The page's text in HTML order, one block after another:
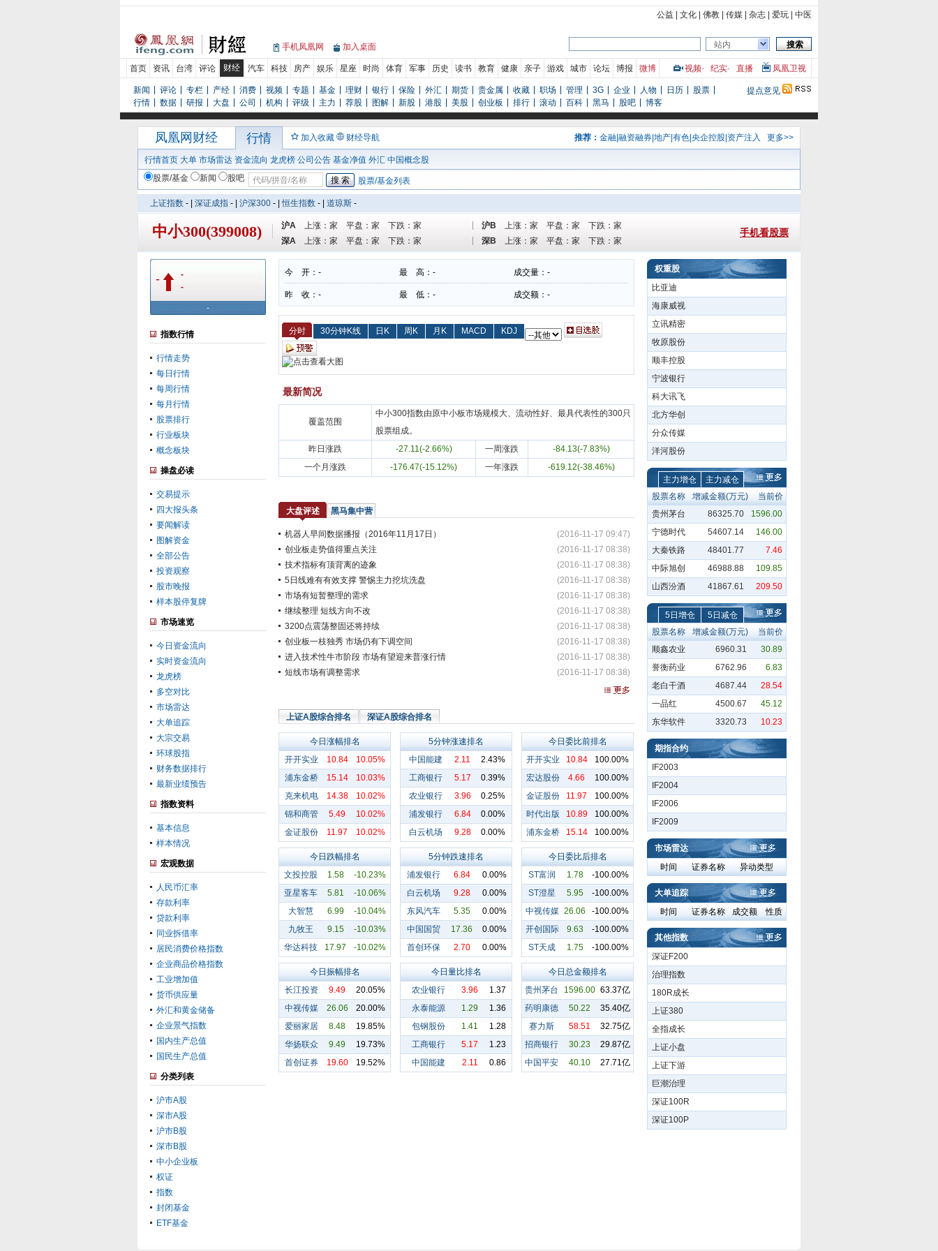
公益 文化 佛教 传媒 杂志 爱玩 中医
手机凤凰网 加入桌面 站内
首页 资讯 台湾 评论 财经 汽车 科技 房产 娱乐 星座 时尚 体育 军事 历史 读书 教育 健康 亲子 游戏 城市 论坛 博报 微博 视频· 纪实· 直播 凤凰卫视
新闻 评论 专栏 产经 消费 视频 专题 基金 理财 银行 保险 外汇 期货 贵金属 收藏 职场 管理 3G 企业 人物 日历
股票
行情
数据 研报 大盘 公司 机构 评级 主力 荐股 图解 新股 港股 美股 创业板 排行 滚动 百科 黑马 股吧 博客
提点意见
凤凰网财经 行情 加入收藏 财经导航 推荐： 金融 融资融券 地产 有色 央企控股 资产注入 更多>>
行情首页 大单 市场雷达 资金流向 龙虎榜 公司公告 基金净值 外汇 中国概念股
股票/基金
新闻 股吧 股票/基金列表
上证指数 - 深证成指 - 沪深300 - |恒生指数 - 道琼斯 -
中小300(399008) 沪A 上涨： 家 平盘： 家 下跌： 家 沪B 上涨： 家 平盘： 家 下跌： 家
深A 上涨： 家 平盘： 家 下跌： 家 深B 上涨： 家 平盘： 家 下跌： 家
手机看股票
-
-
-
-
指数行情
行情走势
每日行情
每周行情
每月行情
股票排行
行业板块
概念板块
操盘必读
交易提示
四大报头条
要闻解读
图解资金
全部公告
投资观察
股市晚报
样本股停复牌
市场速览
今日资金流向
实时资金流向
龙虎榜
多空对比
市场雷达
大单追踪
大宗交易
环球股指
财务数据排行
最新业绩预告
指数资料
基本信息
样本情况
宏观数据
人民币汇率
存款利率
贷款利率
同业拆借率
居民消费价格指数
企业商品价格指数
工业增加值
货币供应量
外汇和黄金储备
企业景气指数
国内生产总值
国民生产总值
分类列表
沪市A股
深市A股
沪市B股
深市B股
中小企业板
权证
指数
封闭基金
ETF基金
今 开： - 最 高： - 成交量： -
昨 收： - 最 低： - 成交额： -
分时 30分钟K线 日K 周K 月K MACD KDJ
最新简况
覆盖范围
中小300指数由原中小板市场规模大、流动性好、最具代表性的300只
股票组成。
昨日涨跌
-27.11(-2.66%) 一周涨跌
-84.13(-7.83%)
一个月涨跌
-176.47(-15.12%) 一年涨跌 -619.12(-38.46%)
大盘评述 黑马集中营
机器人早间数据播报（2016年11月17日）
(2016-11-17 09:47)
创业板走势值得重点关注
(2016-11-17 08:38)
技术指标有顶背离的迹象
(2016-11-17 08:38)
5日线难有有效支撑 警惕主力挖坑洗盘
(2016-11-17 08:38)
市场有短暂整理的需求
(2016-11-17 08:38)
继续整理 短线方向不改
(2016-11-17 08:38)
3200点震荡整固还将持续
(2016-11-17 08:38)
创业板一枝独秀 市场仍有下调空间
(2016-11-17 08:38)
进入技术性牛市阶段 市场有望迎来普涨行情
(2016-11-17 08:38)
短线市场有调整需求
(2016-11-17 08:38)
上证A股综合排名 深证A股综合排名
今日涨幅排名
开开实业
10.84
10.05%
浦东金桥
15.14
10.03%
克来机电
14.38
10.02%
锦和商管
5.49
10.02%
金证股份
11.97 10.02%
5分钟涨速排名
中国能建
2.11
2.43%
工商银行
5.17
0.39%
农业银行
3.96
0.25%
浦发银行
6.84
0.00%
白云机场
9.28 0.00%
今日委比前排名
开开实业
10.84
100.00%
宏达股份
4.66
100.00%
金证股份
11.97
100.00%
时代出版
10.89
100.00%
浦东金桥
15.14 100.00%
今日跌幅排名
文投控股
1.58
-10.23%
亚星客车
5.81
-10.06%
大智慧
6.99
-10.04%
九牧王
9.15
-10.03%
华达科技
17.97 -10.02%
5分钟跌速排名
浦发银行
6.84
0.00%
白云机场
9.28
0.00%
东风汽车
5.35
0.00%
中国国贸
17.36
0.00%
首创环保
2.70 0.00%
今日委比后排名
ST富润
1.78
-100.00%
ST澄星
5.95
-100.00%
中视传媒 26.06
-100.00%
开创国际
9.63
-100.00%
ST天成
1.75 -100.00%
今日振幅排名
长江投资
9.49
20.05%
中视传媒
26.06
20.00%
爱丽家居
8.48
19.85%
华扬联众
9.49
19.73%
首创证券
19.60 19.52%
今日量比排名
农业银行
3.96
1.37
永泰能源
1.29
1.36
包钢股份
1.41
1.28
工商银行
5.17
1.23
中国能建
2.11 0.86
今日总金额排名
贵州茅台
1596.00 63.37亿
药明康德
50.22
35.40亿
赛力斯
58.51
32.75亿
招商银行
30.23
29.87亿
中国平安
40.10 27.71亿
权重股
比亚迪
海康威视
立讯精密
牧原股份
顺丰控股
宁波银行
科大讯飞
北方华创
分众传媒
洋河股份
主力增仓
主力减仓
股票名称
增减金额(万元)
当前价
贵州茅台
86325.70
1596.00
宁德时代
54607.14
146.00
大秦铁路
48401.77
7.46
中际旭创
46988.88
109.85
山西汾酒
41867.61 209.50
5日增仓
5日减仓
股票名称
增减金额(万元)
当前价
顺鑫农业
6960.31
30.89
誉衡药业
6762.96
6.83
老白干酒
4687.44
28.54
一品红
4500.67
45.12
东华软件
3320.73 10.23
期指合约
IF2003
IF2004
IF2006
IF2009
市场雷达
时间
证券名称 异动类型
大单追踪
时间
证券名称 成交额 性质
其他指数
深证F200
治理指数
180R成长
上证380
全指成长
上证小盘
上证下游
巨潮治理
深证100R
深证100P